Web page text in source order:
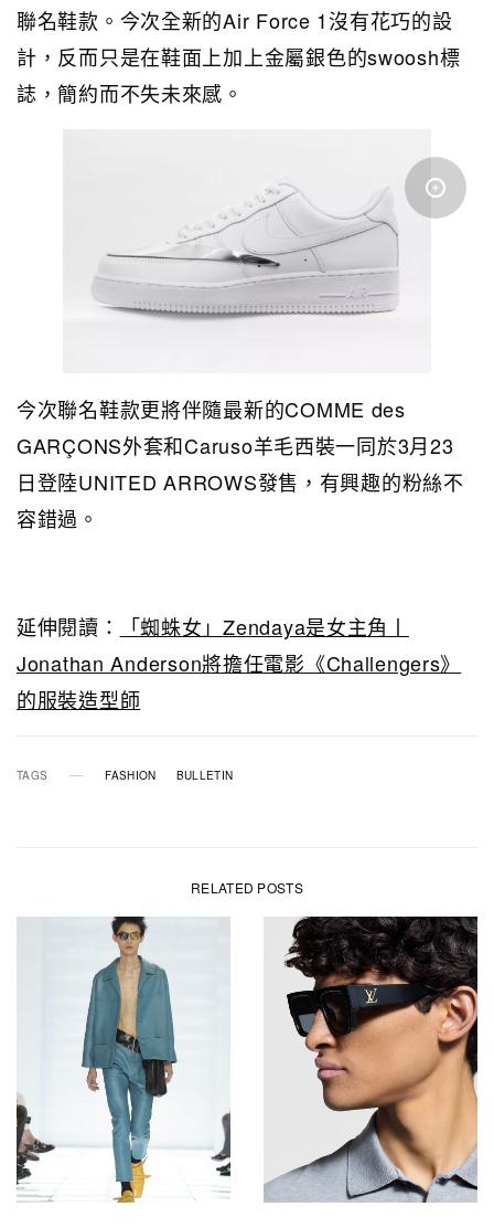
聯名鞋款。今次全新的Air Force 1沒有花巧的設
計，反而只是在鞋面上加上金屬銀色的swoosh標
誌，簡約而不失未來感。
今次聯名鞋款更將伴隨最新的COMME des
GARÇONS外套和Caruso羊毛西裝一同於3月23
日登陸UNITED ARROWS發售，有興趣的粉絲不
容錯過。
延伸閱讀：
「蜘蛛女」Zendaya是女主角丨
Jonathan Anderson將擔任電影《Challengers》
的服裝造型師
TAGS FASHION BULLETIN
RELATED POSTS